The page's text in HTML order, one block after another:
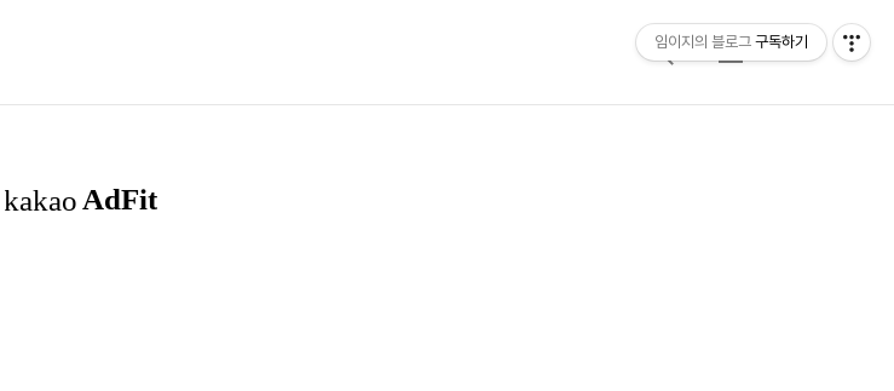
검
메
임이지의 블로그 구독하기